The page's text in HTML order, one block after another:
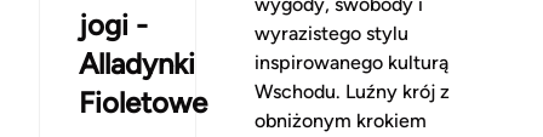
jogi -
Alladynki
Fioletowe
wygody, swobody i
wyrazistego stylu
inspirowanego kulturą
Wschodu. Luźny krój z
obniżonym krokiem